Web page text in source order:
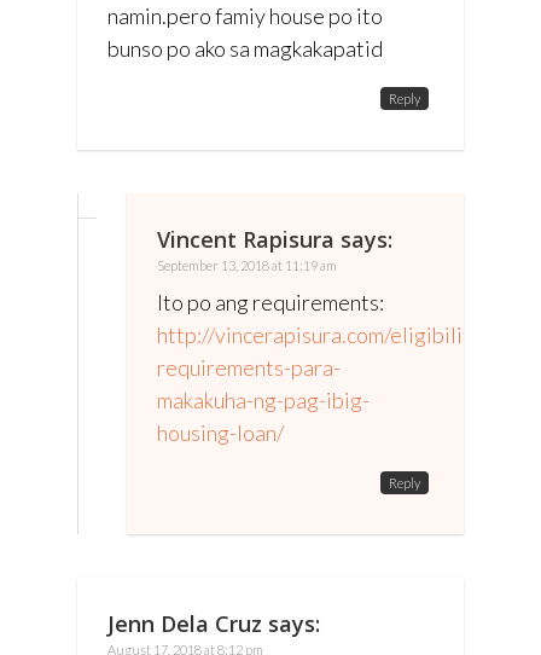
namin.pero famiy house po ito
bunso po ako sa magkakapatid
Reply
Vincent Rapisura says:
September 13, 2018 at 11:19 am
Ito po ang requirements:
http://vincerapisura.com/eligibility-
requirements-para-
makakuha-ng-pag-ibig-
housing-loan/
Reply
Jenn Dela Cruz says:
August 17, 2018 at 8:12 pm